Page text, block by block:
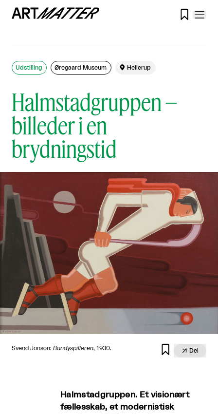

Halmstadgruppen –
billeder i en
brydningstid
Udstilling Øregaard Museum  Hellerup
Svend Jonson: Bandyspilleren, 1930.   Del
Halmstadgruppen. Et visionært
fællesskab, et modernistisk